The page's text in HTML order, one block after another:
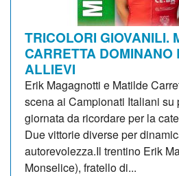
TRICOLORI GIOVANILI.
CARRETTA DOMINANO
ALLIEVI
Erik Magagnotti e Matilde
scena ai Campionati Italiani su
giornata da ricordare per la
Due vittorie diverse per
autorevolezza.Il trentino Erik
Monselice), fratello di...